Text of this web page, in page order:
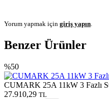
Yorum yapmak için giriş yapın
Benzer Ürünler
%50
CUMARK 25A 11kW 3 Fazlı
27.910,29 TL